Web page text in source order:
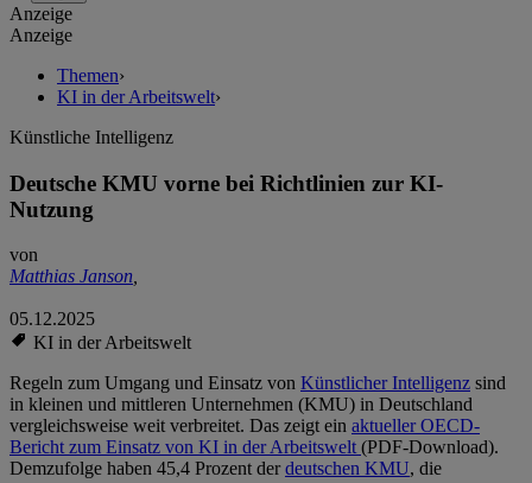
Anzeige
Anzeige
Themen›
KI in der Arbeitswelt›
Künstliche Intelligenz
Deutsche KMU vorne bei Richtlinien zur KI-
Nutzung
von
Matthias Janson,
05.12.2025
KI in der Arbeitswelt
Regeln zum Umgang und Einsatz von Künstlicher Intelligenz sind
in kleinen und mittleren Unternehmen (KMU) in Deutschland
vergleichsweise weit verbreitet. Das zeigt ein aktueller OECD-
Bericht zum Einsatz von KI in der Arbeitswelt(PDF-Download).
Demzufolge haben 45,4 Prozent derdeutschen KMU, die